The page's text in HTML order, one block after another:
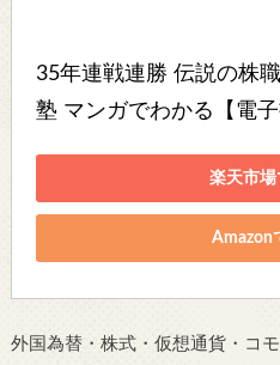
35年連戦連勝 伝説の株
塾 マンガでわかる【電
楽天市場
Amazon
外国為替・株式・仮想通貨・コ